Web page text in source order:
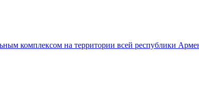
комплексом на территории всей республики